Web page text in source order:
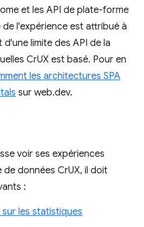
et les API de plate-forme
l'expérience est attribué à
d'une limite des API de la
CrUX est basé. Pour en
les architectures SPA
sur web.dev.
voir ses expériences
données CrUX, il doit
:
les statistiques